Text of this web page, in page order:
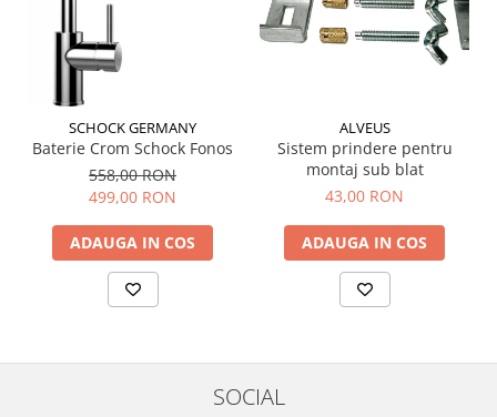
SCHOCK GERMANY
Baterie Crom Schock Fonos
558,00 RON
499,00 RON
ADAUGA IN COS
ALVEUS
Sistem prindere pentru
montaj sub blat
43,00 RON
ADAUGA IN COS
SOCIAL